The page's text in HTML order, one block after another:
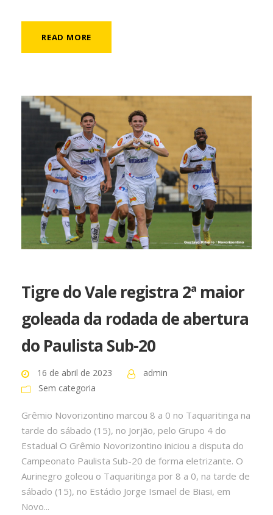
READ MORE
Tigre do Vale registra 2ª maior
goleada da rodada de abertura
do Paulista Sub-20
16 de abril de 2023
admin
Sem categoria
Grêmio Novorizontino marcou 8 a 0 no Taquaritinga na
tarde do sábado (15), no Jorjão, pelo Grupo 4 do
Estadual O Grêmio Novorizontino iniciou a disputa do
Campeonato Paulista Sub-20 de forma eletrizante. O
Aurinegro goleou o Taquaritinga por 8 a 0, na tarde de
sábado (15), no Estádio Jorge Ismael de Biasi, em
Novo...